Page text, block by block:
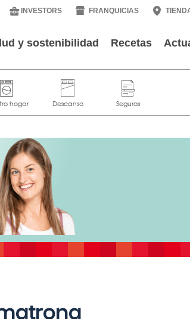
INVESTORS FRANQUICIAS
y sostenibilidad Recetas